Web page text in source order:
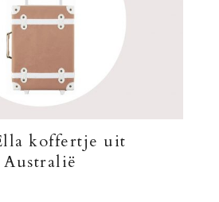
koffertje uit
Australië